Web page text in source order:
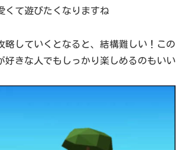
くて遊びたくなりますね
略していくとなると、結構難しい！この
好きな人でもしっかり楽しめるのもいい